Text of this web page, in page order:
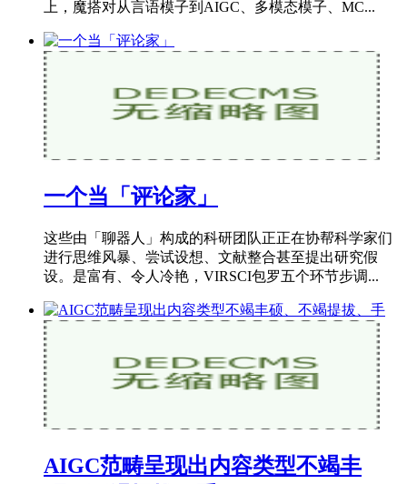
上，魔搭对从言语模子到AIGC、多模态模子、MC...
一个当「评论家」
这些由「聊器人」构成的科研团队正正在协帮科学家们
进行思维风暴、尝试设想、文献整合甚至提出研究假
设。是富有、令人冷艳，VIRSCI包罗五个环节步调...
AIGC范畴呈现出内容类型不竭丰